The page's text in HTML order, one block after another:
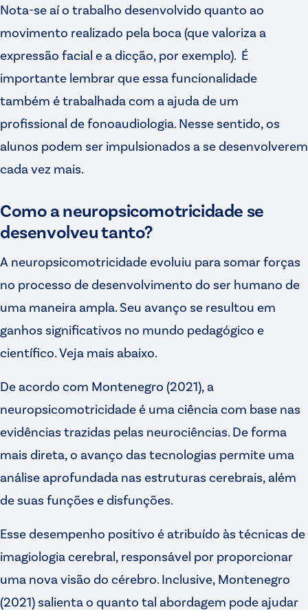
Nota-se aí o trabalho desenvolvido quanto ao
movimento realizado pela boca (que valoriza a
expressão facial e a dicção, por exemplo). É
importante lembrar que essa funcionalidade
também é trabalhada com a ajuda de um
profissional de fonoaudiologia. Nesse sentido, os
alunos podem ser impulsionados a se desenvolverem
cada vez mais.
Como a neuropsicomotricidade se
desenvolveu tanto?
A neuropsicomotricidade evoluiu para somar forças
no processo de desenvolvimento do ser humano de
uma maneira ampla. Seu avanço se resultou em
ganhos significativos no mundo pedagógico e
científico. Veja mais abaixo.
De acordo com Montenegro (2021), a
neuropsicomotricidade é uma ciência com base nas
evidências trazidas pelas neurociências. De forma
mais direta, o avanço das tecnologias permite uma
análise aprofundada nas estruturas cerebrais, além
de suas funções e disfunções.
Esse desempenho positivo é atribuído às técnicas de
imagiologia cerebral, responsável por proporcionar
uma nova visão do cérebro. Inclusive, Montenegro
(2021) salienta o quanto tal abordagem pode ajudar